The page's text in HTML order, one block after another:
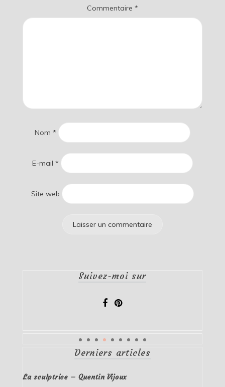
Commentaire *
Nom *
E-mail *
Site web
Suivez-moi sur
Derniers articles
La sculptrice – Quentin Vijoux